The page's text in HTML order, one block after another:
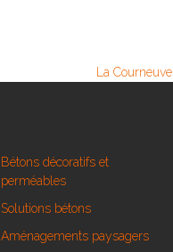
next
La Courneuve
Bétons décoratifs et
perméables
Solutions bétons
Aménagements paysagers